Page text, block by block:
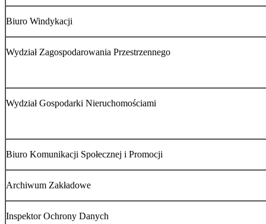
Biuro Windykacji
Wydział Zagospodarowania Przestrzennego
Wydział Gospodarki Nieruchomościami
Biuro Komunikacji Społecznej i Promocji
Archiwum Zakładowe
Inspektor Ochrony Danych